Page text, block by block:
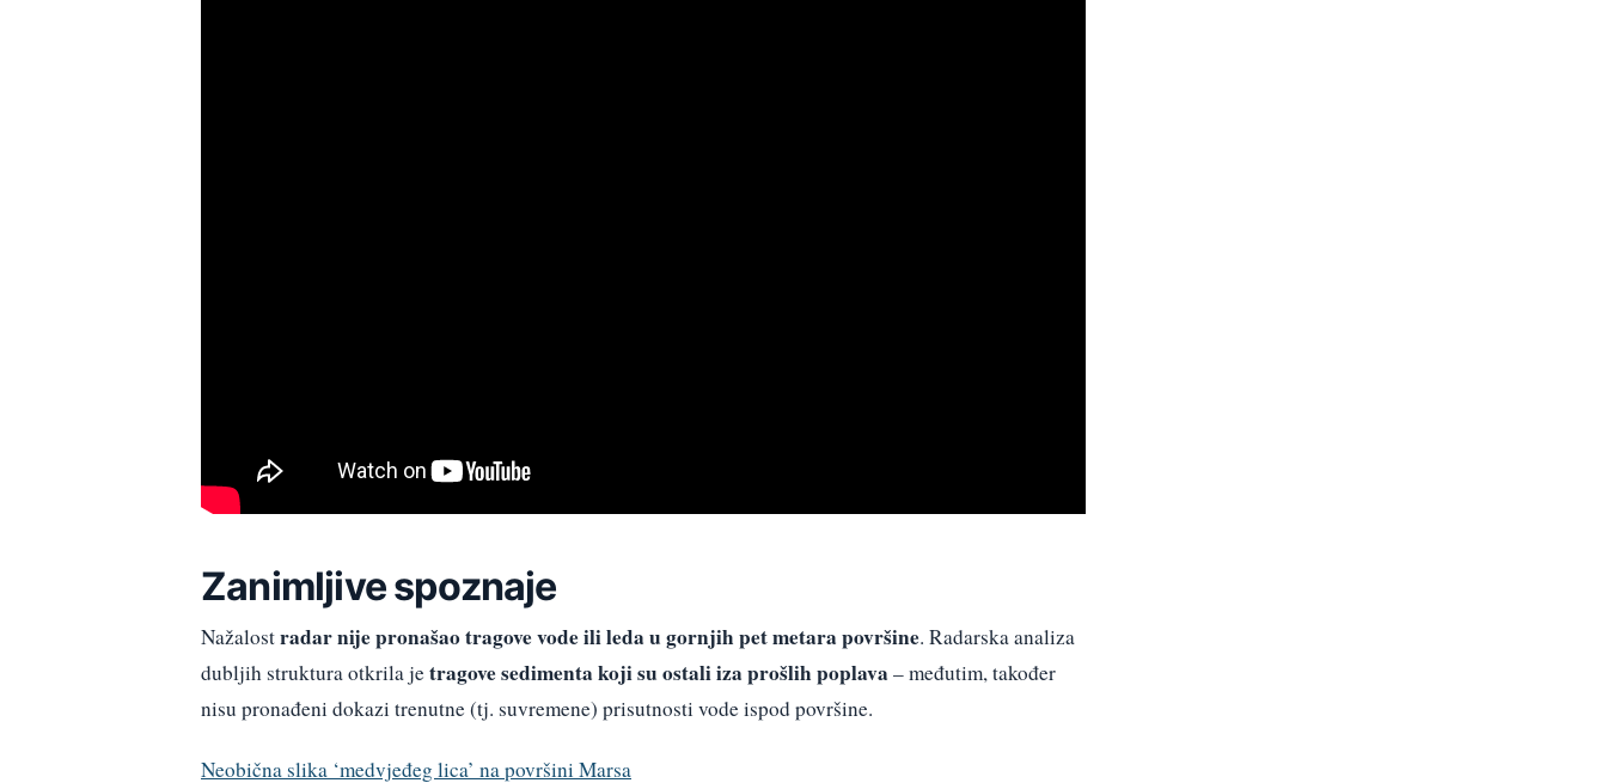
Zanimljive spoznaje
Nažalostradar nije pronašao tragove vode ili leda u gornjih pet metara površine. Radarska analiza
dubljih struktura otkrila jetragove sedimenta koji su ostali iza prošlih poplava – međutim, također
nisu pronađeni dokazi trenutne (tj. suvremene) prisutnosti vode ispod površine.
Neobična slika ‘medvjeđeg lica’ na površini Marsa